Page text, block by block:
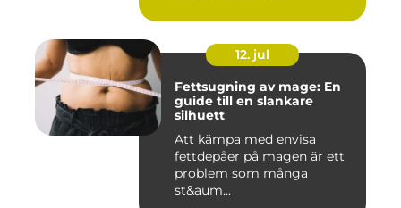
12. jul
Fettsugning av mage: En
guide till en slankare
silhuett
Att kämpa med envisa
fettdepåer på magen är ett
problem som många
st&aum...